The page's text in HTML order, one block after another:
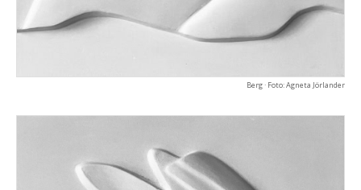
Berg · Foto: Agneta Jörlander